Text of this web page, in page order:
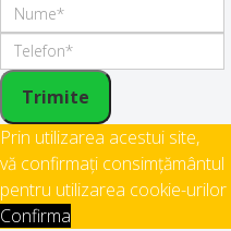
Trimite
Prin utilizarea acestui site,
vă confirmați consimțământul
pentru utilizarea cookie-urilor
Confirma